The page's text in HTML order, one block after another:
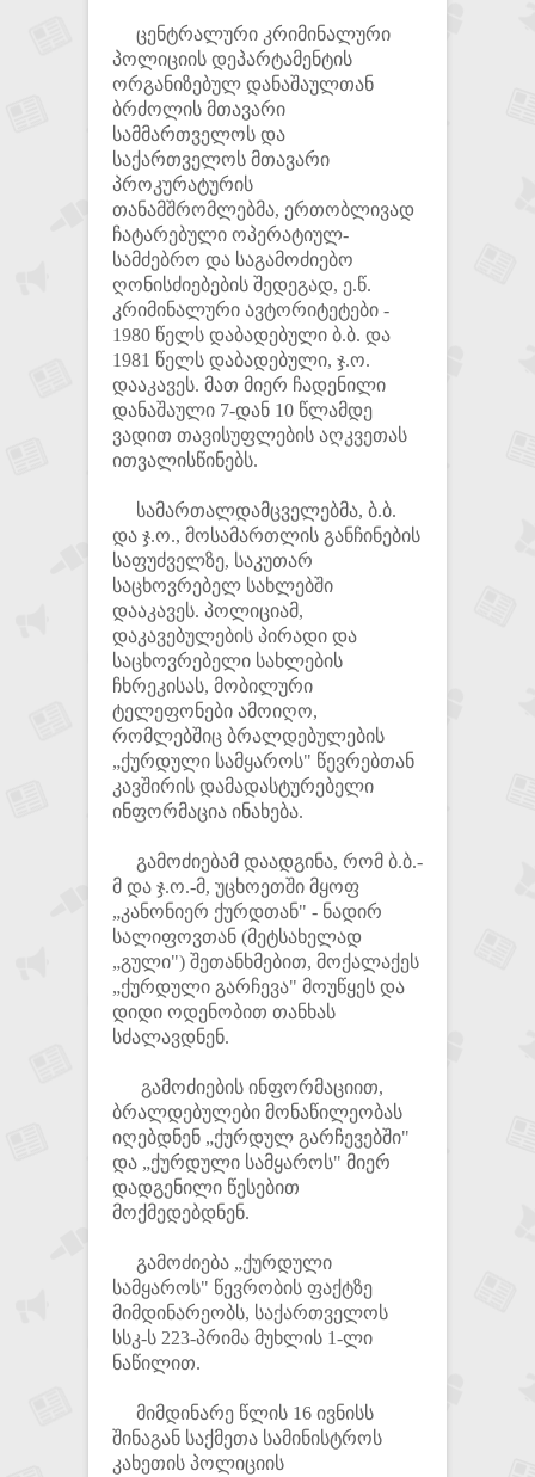
ცენტრალური კრიმინალური
პოლიციის დეპარტამენტის
ორგანიზებულ დანაშაულთან
ბრძოლის მთავარი
სამმართველოს და
საქართველოს მთავარი
პროკურატურის
თანამშრომლებმა, ერთობლივად
ჩატარებული ოპერატიულ-
სამძებრო და საგამოძიებო
ღონისძიებების შედეგად, ე.წ.
კრიმინალური ავტორიტეტები -
1980 წელს დაბადებული ბ.ბ. და
1981 წელს დაბადებული, ჯ.ო.
დააკავეს. მათ მიერ ჩადენილი
დანაშაული 7-დან 10 წლამდე
ვადით თავისუფლების აღკვეთას
ითვალისწინებს.
სამართალდამცველებმა, ბ.ბ.
და ჯ.ო., მოსამართლის განჩინების
საფუძველზე, საკუთარ
საცხოვრებელ სახლებში
დააკავეს. პოლიციამ,
დაკავებულების პირადი და
საცხოვრებელი სახლების
ჩხრეკისას, მობილური
ტელეფონები ამოიღო,
რომლებშიც ბრალდებულების
„ქურდული სამყაროს" წევრებთან
კავშირის დამადასტურებელი
ინფორმაცია ინახება.
გამოძიებამ დაადგინა, რომ ბ.ბ.-
მ და ჯ.ო.-მ, უცხოეთში მყოფ
„კანონიერ ქურდთან" - ნადირ
სალიფოვთან (მეტსახელად
„გული") შეთანხმებით, მოქალაქეს
„ქურდული გარჩევა" მოუწყეს და
დიდი ოდენობით თანხას
სძალავდნენ.
გამოძიების ინფორმაციით,
ბრალდებულები მონაწილეობას
იღებდნენ „ქურდულ გარჩევებში"
და „ქურდული სამყაროს" მიერ
დადგენილი წესებით
მოქმედებდნენ.
გამოძიება „ქურდული
სამყაროს" წევრობის ფაქტზე
მიმდინარეობს, საქართველოს
სსკ-ს 223-პრიმა მუხლის 1-ლი
ნაწილით.
მიმდინარე წლის 16 ივნისს
შინაგან საქმეთა სამინისტროს
კახეთის პოლიციის